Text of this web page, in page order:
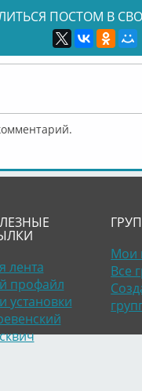
ПОСТОМ В
лента
профайл
установки
Мои
Все